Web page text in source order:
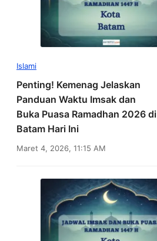
Islami
Penting! Kemenag Jelaskan
Panduan Waktu Imsak dan
Buka Puasa Ramadhan 2026 di
Batam Hari Ini
Maret 4, 2026, 11:15 AM